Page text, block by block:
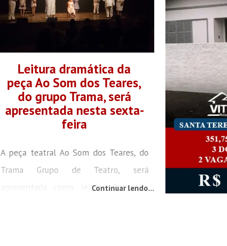
Leitura dramática da
peça Ao Som dos Teares,
do grupo Trama, será
apresentada nesta sexta-
feira
A peça teatral Ao Som dos Teares, do
Trama Grupo de Teatro, será
apresentada como leitura dramática
Continuar lendo...